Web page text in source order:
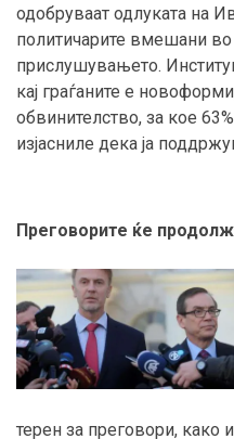
одобруваат одлуката на
политичарите вмешани во
прислушувањето.
кај граѓаните е
обвинителство, за кое
изјасниле дека ја
Преговорите ќе
терен за преговори, како